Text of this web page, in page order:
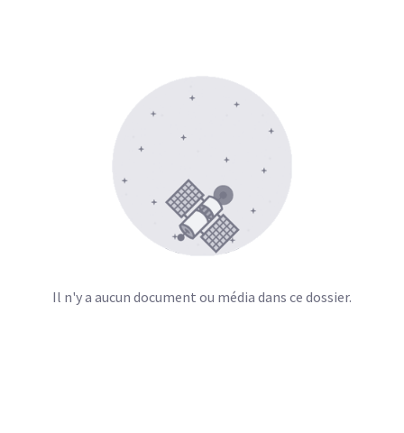
Il n'y a aucun document ou média dans ce dossier.